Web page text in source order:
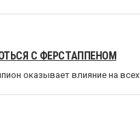
С ФЕРСТАППЕНОМ
оказывает влияние на всех